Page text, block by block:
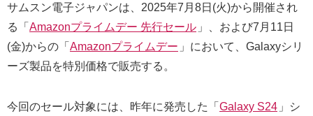
サムスン電子ジャパンは、2025年7月8日(火)から開催され
る「 Amazonプライムデー 先行セール 」、および7月11日
(金)からの「 Amazonプライムデー 」において、Galaxyシリ
ーズ製品を特別価格で販売する。
今回のセール対象には、昨年に発売した「 Galaxy S24 」シ